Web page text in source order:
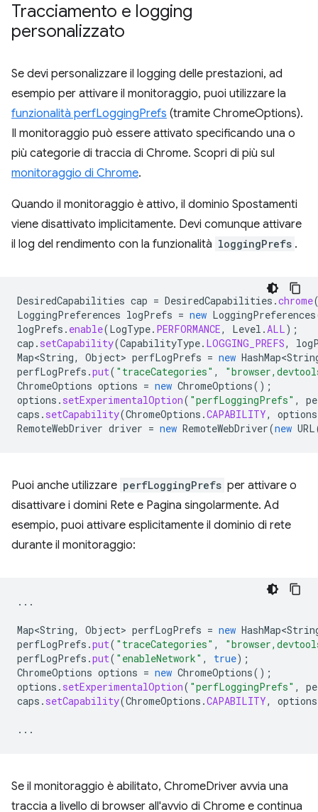
Tracciamento e logging
personalizzato
Se devi personalizzare il logging delle prestazioni, ad
esempio per attivare il monitoraggio, puoi utilizzare la
funzionalità perfLoggingPrefs (tramite ChromeOptions).
Il monitoraggio può essere attivato specificando una o
più categorie di traccia di Chrome. Scopri di più sul
monitoraggio di Chrome.
Quando il monitoraggio è attivo, il dominio Spostamenti
viene disattivato implicitamente. Devi comunque attivare
il log del rendimento con la funzionalità loggingPrefs .
DesiredCapabilities cap = DesiredCapabilities .chrome
LoggingPreferences logPrefs = new LoggingPreferences
logPrefs . enable(LogType. PERFORMANCE, Level .ALL);
cap . setCapability(CapabilityType. LOGGING_PREFS,
Map<String, Object> perfLogPrefs = new
perfLogPrefs .put( "traceCategories" ,
ChromeOptions options = new ChromeOptions();
options . setExperimentalOption( "perfLoggingPrefs" ,
caps . setCapability(ChromeOptions .CAPABILITY, options
RemoteWebDriver driver = new RemoteWebDriver(new URL
Puoi anche utilizzare perfLoggingPrefs per attivare o
disattivare i domini Rete e Pagina singolarmente. Ad
esempio, puoi attivare esplicitamente il dominio di rete
durante il monitoraggio:
...
Map<String, Object> perfLogPrefs = new
perfLogPrefs .put( "traceCategories" ,
perfLogPrefs .put( "enableNetwork" , true);
ChromeOptions options = new ChromeOptions();
options . setExperimentalOption( "perfLoggingPrefs" ,
caps . setCapability(ChromeOptions .CAPABILITY, options
...
Se il monitoraggio è abilitato, ChromeDriver avvia una
traccia a livello di browser all'avvio di Chrome e continua